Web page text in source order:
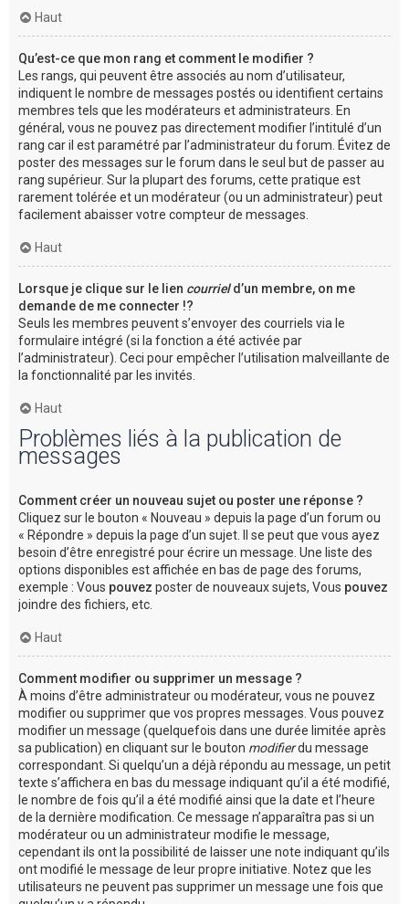
Haut
Qu’est-ce que mon rang et comment le modifier ?
Les rangs, qui peuvent être associés au nom d’utilisateur,
indiquent le nombre de messages postés ou identifient certains
membres tels que les modérateurs et administrateurs. En
général, vous ne pouvez pas directement modifier l’intitulé d’un
rang car il est paramétré par l’administrateur du forum. Évitez de
poster des messages sur le forum dans le seul but de passer au
rang supérieur. Sur la plupart des forums, cette pratique est
rarement tolérée et un modérateur (ou un administrateur) peut
facilement abaisser votre compteur de messages.
Haut
Lorsque je clique sur le lien courrield’un membre, on me
demande de me connecter !?
Seuls les membres peuvent s’envoyer des courriels via le
formulaire intégré (si la fonction a été activée par
l’administrateur). Ceci pour empêcher l’utilisation malveillante de
la fonctionnalité par les invités.
Haut
Problèmes liés à la publication de
messages
Comment créer un nouveau sujet ou poster une réponse ?
Cliquez sur le bouton « Nouveau » depuis la page d’un forum ou
« Répondre » depuis la page d’un sujet. Il se peut que vous ayez
besoin d’être enregistré pour écrire un message. Une liste des
options disponibles est affichée en bas de page des forums,
exemple : Vous pouvez poster de nouveaux sujets, Vous pouvez
joindre des fichiers, etc.
Haut
Comment modifier ou supprimer un message ?
À moins d’être administrateur ou modérateur, vous ne pouvez
modifier ou supprimer que vos propres messages. Vous pouvez
modifier un message (quelquefois dans une durée limitée après
sa publication) en cliquant sur le bouton modifierdu message
correspondant. Si quelqu’un a déjà répondu au message, un petit
texte s’affichera en bas du message indiquant qu’il a été modifié,
le nombre de fois qu’il a été modifié ainsi que la date et l’heure
de la dernière modification. Ce message n’apparaîtra pas si un
modérateur ou un administrateur modifie le message,
cependant ils ont la possibilité de laisser une note indiquant qu’ils
ont modifié le message de leur propre initiative. Notez que les
utilisateurs ne peuvent pas supprimer un message une fois que